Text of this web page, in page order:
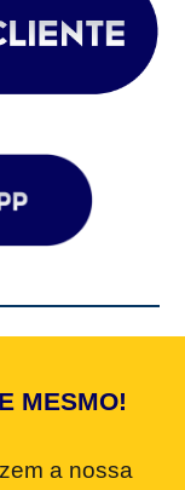
MESMO!
a nossa